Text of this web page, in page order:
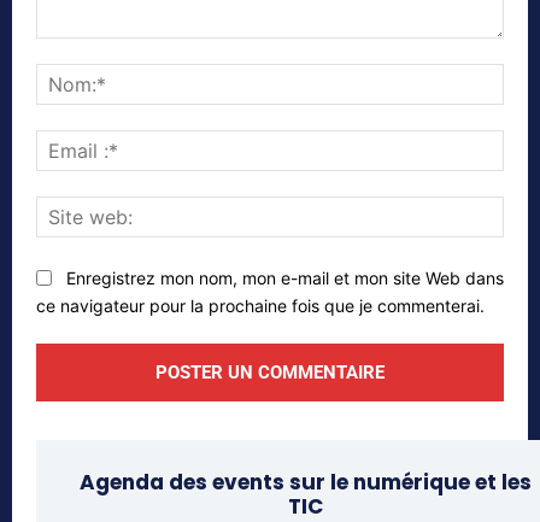
:*
web:
Enregistrez mon nom, mon e-mail et mon site Web dans
ce navigateur pour la prochaine fois que je commenterai.
Agenda des events sur le numérique et les
TIC